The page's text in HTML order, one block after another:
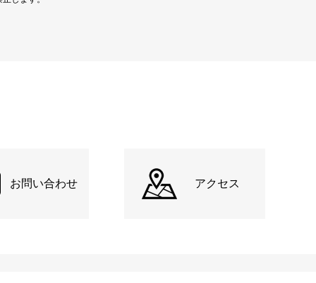
お問い合わせ アクセス